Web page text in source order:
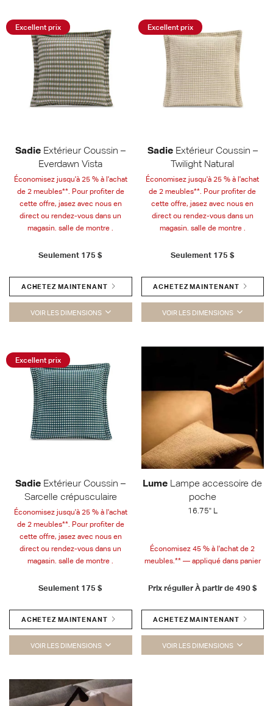
Excellent prix
Sadie Extérieur Coussin –
Everdawn Vista
Économisez jusqu'à 25 % à l'achat
de 2 meubles**. Pour profiter de
cette offre, jasez avec nous en
direct ou rendez-vous dans un
magasin. salle de montre .
Seulement 175 $
ACHETEZ MAINTENANT
VOIR LES DIMENSIONS
Excellent prix
SadieExtérieur Coussin –
Twilight Natural
Économisez jusqu'à 25 % à l'achat
de 2 meubles**. Pour profiter de
cette offre, jasez avec nous en
direct ou rendez-vous dans un
magasin. salle de montre .
Seulement 175 $
ACHETEZ MAINTENANT
VOIR LES DIMENSIONS
Excellent prix
Sadie Extérieur Coussin –
Sarcelle crépusculaire
Économisez jusqu'à 25 % à l'achat
de 2 meubles**. Pour profiter de
cette offre, jasez avec nous en
direct ou rendez-vous dans un
magasin. salle de montre .
Seulement 175 $
ACHETEZ MAINTENANT
VOIR LES DIMENSIONS
Lume Lampe accessoire de
poche
16.75" L
Économisez 45 % à l'achat de 2
meubles.** — appliqué dans panier
Prix régulier À partir de 490 $
ACHETEZ MAINTENANT
VOIR LES DIMENSIONS